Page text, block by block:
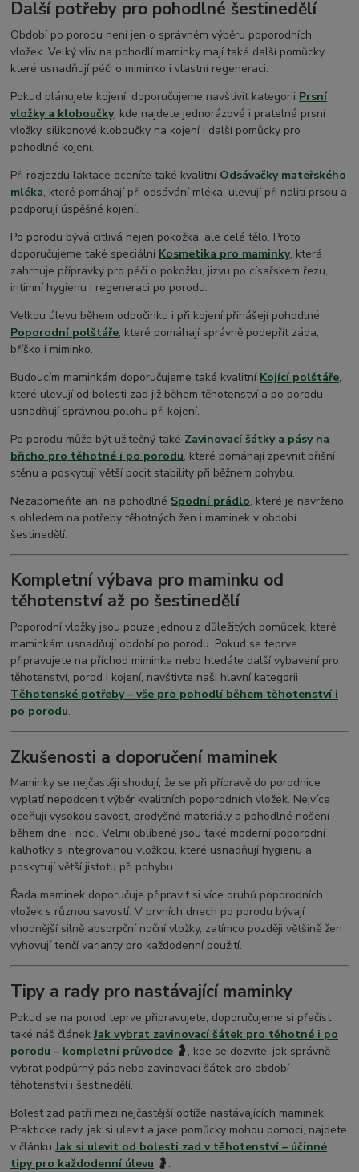
Další potřeby pro pohodlné šestinedělí
Období po porodu není jen o správném výběru poporodních
vložek. Velký vliv na pohodlí maminky mají také další pomůcky,
které usnadňují péči o miminko i vlastní regeneraci.
Pokud plánujete kojení, doporučujeme navštívit kategorii Prsní
vložky a kloboučky, kde najdete jednorázové i pratelné prsní
vložky, silikonové kloboučky na kojení i další pomůcky pro
pohodlné kojení.
Při rozjezdu laktace oceníte také kvalitní Odsávačky mateřského
mléka, které pomáhají při odsávání mléka, ulevují při nalití prsou a
podporují úspěšné kojení.
Po porodu bývá citlivá nejen pokožka, ale celé tělo. Proto
doporučujeme také speciální Kosmetika pro maminky, která
zahrnuje přípravky pro péči o pokožku, jizvu po císařském řezu,
intimní hygienu i regeneraci po porodu.
Velkou úlevu během odpočinku i při kojení přinášejí pohodlné
Poporodní polštáře, které pomáhají správně podepřít záda,
bříško i miminko.
Budoucím maminkám doporučujeme také kvalitní Kojící polštáře,
které ulevují od bolesti zad již během těhotenství a po porodu
usnadňují správnou polohu při kojení.
Po porodu může být užitečný také Zavinovací šátky a pásy na
břicho pro těhotné i po porodu, které pomáhají zpevnit břišní
stěnu a poskytují větší pocit stability při běžném pohybu.
Nezapomeňte ani na pohodlné Spodní prádlo, které je navrženo
s ohledem na potřeby těhotných žen i maminek v období
šestinedělí.
Kompletní výbava pro maminku od
těhotenství až po šestinedělí
Poporodní vložky jsou pouze jednou z důležitých pomůcek, které
maminkám usnadňují období po porodu. Pokud se teprve
připravujete na příchod miminka nebo hledáte další vybavení pro
těhotenství, porod i kojení, navštivte naši hlavní kategorii
Těhotenské potřeby – vše pro pohodlí během těhotenství i
po porodu.
Zkušenosti a doporučení maminek
Maminky se nejčastěji shodují, že se při přípravě do porodnice
vyplatí nepodcenit výběr kvalitních poporodních vložek. Nejvíce
oceňují vysokou savost, prodyšné materiály a pohodlné nošení
během dne i noci. Velmi oblíbené jsou také moderní poporodní
kalhotky s integrovanou vložkou, které usnadňují hygienu a
poskytují větší jistotu při pohybu.
Řada maminek doporučuje připravit si více druhů poporodních
vložek s různou savostí. V prvních dnech po porodu bývají
vhodnější silně absorpční noční vložky, zatímco později většině žen
vyhovují tenčí varianty pro každodenní použití.
Tipy a rady pro nastávající maminky
Pokud se na porod teprve připravujete, doporučujeme si přečíst
také náš článekJak vybrat zavinovací šátek pro těhotné i po
porodu – kompletní průvodce 🤰 , kde se dozvíte, jak správně
vybrat podpůrný pás nebo zavinovací šátek pro období
těhotenství i šestinedělí.
Bolest zad patří mezi nejčastější obtíže nastávajících maminek.
Praktické rady, jak si ulevit a jaké pomůcky mohou pomoci, najdete
v článkuJak si ulevit od bolesti zad v těhotenství – účinné
tipy pro každodenní úlevu 🤰 .